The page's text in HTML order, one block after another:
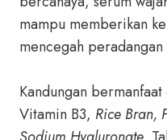
mampu memberikan
mencegah
Kandungan
Vitamin B3, Rice Bran,